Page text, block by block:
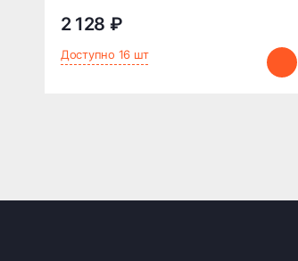
2 128 ₽
Доступно 16 шт